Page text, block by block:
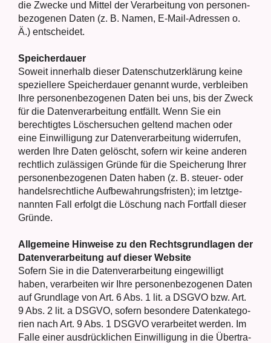
die Zwe­cke und Mit­tel der Ver­ar­bei­tung von per­so­nen­
be­zo­ge­nen Daten (z. B. Namen, E‑Mail-Adres­sen o.
Ä.) ent­schei­det.
Spei­cher­dau­er
Soweit inner­halb die­ser Daten­schutz­er­klä­rung kei­ne
spe­zi­el­le­re Spei­cher­dau­er genannt wur­de, ver­blei­ben
Ihre per­so­nen­be­zo­ge­nen Daten bei uns, bis der Zweck
für die Daten­ver­ar­bei­tung ent­fällt. Wenn Sie ein
berech­tig­tes Löscher­su­chen gel­tend machen oder
eine Ein­wil­li­gung zur Daten­ver­ar­bei­tung wider­ru­fen,
wer­den Ihre Daten gelöscht, sofern wir kei­ne ande­ren
recht­lich zuläs­si­gen Grün­de für die Spei­che­rung Ihrer
per­so­nen­be­zo­ge­nen Daten haben (z. B. steu­er- oder
han­dels­recht­li­che Auf­be­wah­rungs­fris­ten); im letzt­ge­
nann­ten Fall erfolgt die Löschung nach Fort­fall die­ser
Grün­de.
All­ge­mei­ne Hin­wei­se zu den Rechts­grund­la­gen der
Daten­ver­ar­bei­tung auf die­ser Web­site
Sofern Sie in die Daten­ver­ar­bei­tung ein­ge­wil­ligt
haben, ver­ar­bei­ten wir Ihre per­so­nen­be­zo­ge­nen Daten
auf Grund­la­ge von Art. 6 Abs. 1 lit. a DSGVO bzw. Art.
9 Abs. 2 lit. a DSGVO, sofern beson­de­re Daten­ka­te­go­
rien nach Art. 9 Abs. 1 DSGVO ver­ar­bei­tet wer­den. Im
Fal­le einer aus­drück­li­chen Ein­wil­li­gung in die Über­tra­